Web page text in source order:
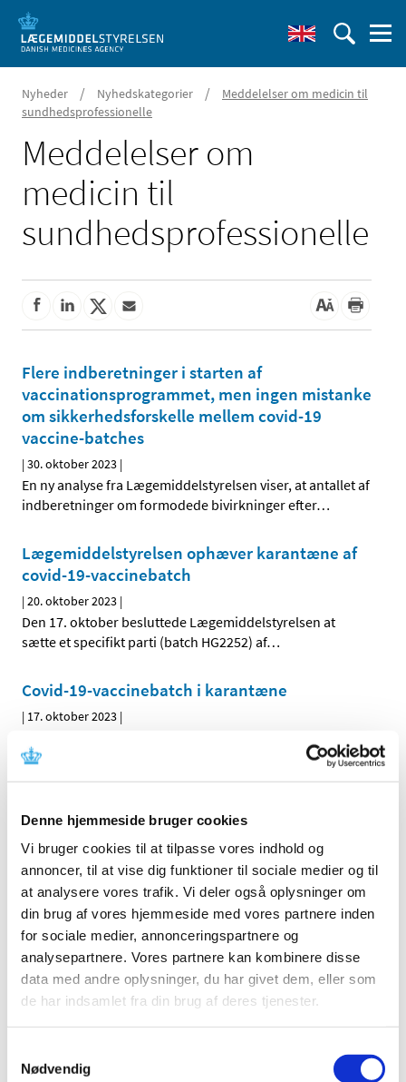
Denne hjemmeside bruger cookies
Vi bruger cookies til at tilpasse vores indhold og
annoncer, til at vise dig funktioner til sociale medier og til
at analysere vores trafik. Vi deler også oplysninger om
din brug af vores hjemmeside med vores partnere inden
for sociale medier, annonceringspartnere og
analysepartnere. Vores partnere kan kombinere disse
data med andre oplysninger, du har givet dem, eller som
de har indsamlet fra din brug af deres tjenester.
Nødvendig
Nyheder / Nyhedskategorier /
Meddelelser om medicin til
sundhedsprofessionelle
Meddelelser om
medicin til
sundhedsprofessionelle
Flere indberetninger i starten af
vaccinationsprogrammet, men ingen mistanke
om sikkerhedsforskelle mellem covid-19
vaccine-batches
|30. oktober 2023 |
En ny analyse fra Lægemiddelstyrelsen viser, at antallet af
indberetninger om formodede bivirkninger efter…
Lægemiddelstyrelsen ophæver karantæne af
covid-19-vaccinebatch
|20. oktober 2023 |
Den 17. oktober besluttede Lægemiddelstyrelsen at
sætte et specifikt parti (batch HG2252) af…
Covid-19-vaccinebatch i karantæne
| 17. oktober 2023 |
besluttet at sætte ét specifikt parti (batch) af
forsøgsordningen med risikodeling og får
klausuleret tilskud
|11. oktober 2023 |
Fra den 16. oktober 2023 får migrænemedicinen VYDURA
generelt klausuleret tilskud på vilkår af risikodeling. …
Alle (328)
TID
2025 (36)